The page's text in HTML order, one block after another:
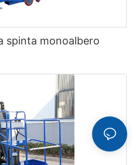
spinta monoalbero